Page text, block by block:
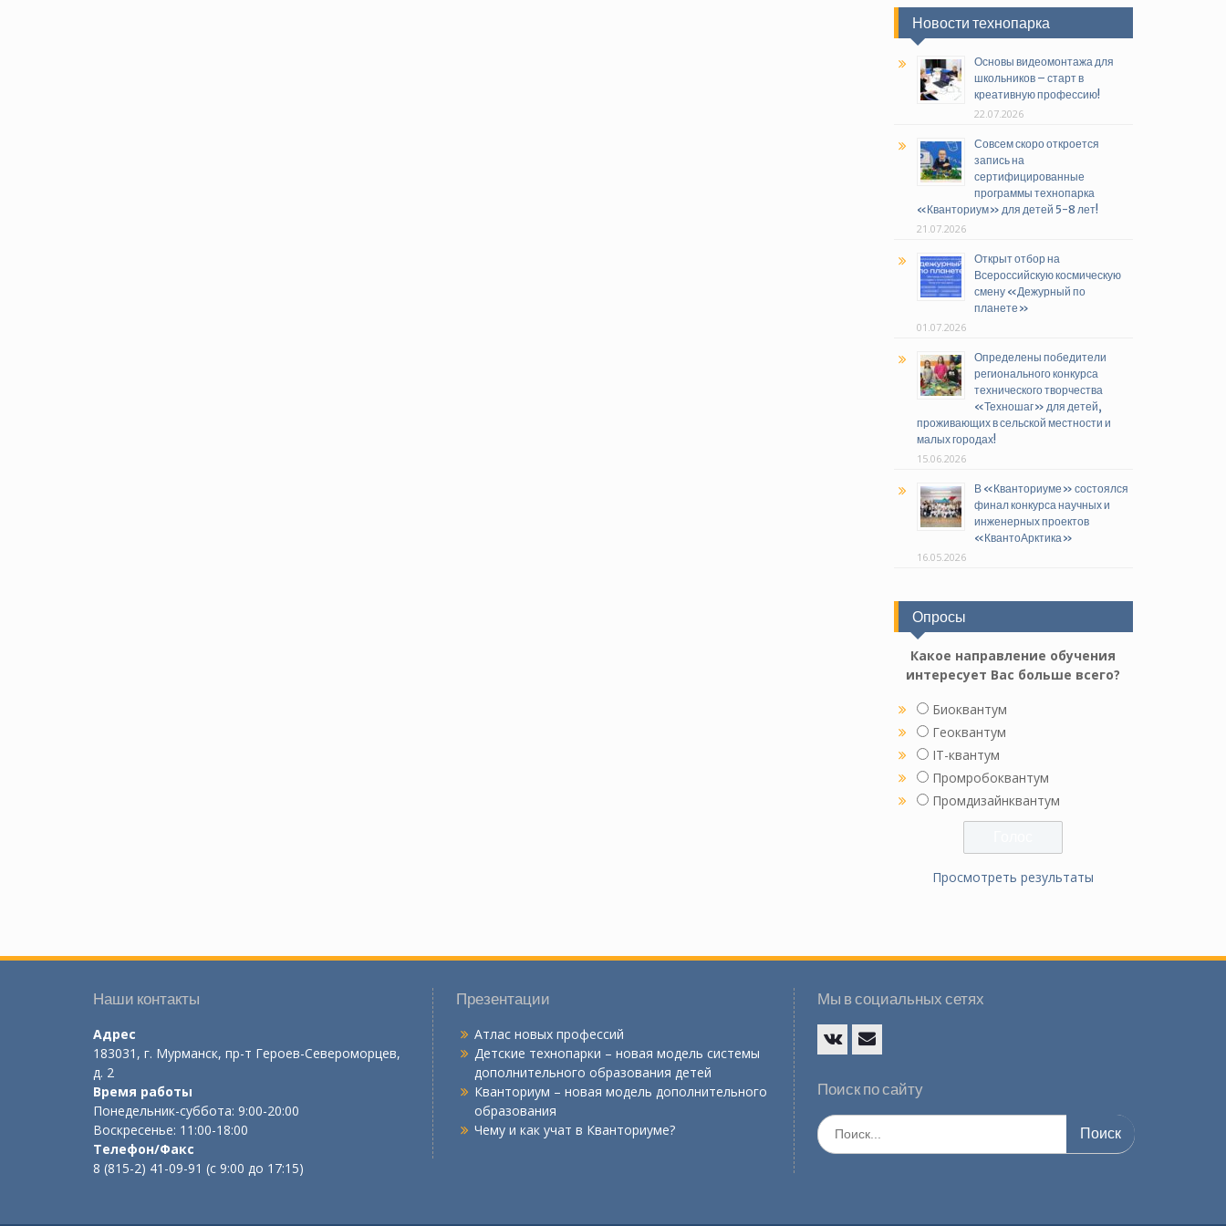
Новости технопарка
Основы видеомонтажа для
школьников – старт в
креативную профессию!
22.07.2026
Совсем скоро откроется
запись на
сертифицированные
программы технопарка
«Кванториум» для детей 5-8 лет!
21.07.2026
Открыт отбор на
Всероссийскую космическую
смену «Дежурный по
планете»
01.07.2026
Определены победители
регионального конкурса
технического творчества
«Техношаг» для детей,
проживающих в сельской местности и
малых городах!
15.06.2026
В «Кванториуме» состоялся
финал конкурса научных и
инженерных проектов
«КвантоАрктика»
16.05.2026
Опросы
Какое направление обучения
интересует Вас больше всего?
Биоквантум
Геоквантум
IT-квантум
Промробоквантум
Промдизайнквантум
Просмотреть результаты
Наши контакты
Адрес
183031, г. Мурманск, пр-т Героев-Североморцев,
д. 2
Время работы
Понедельник-суббота: 9:00-20:00
Воскресенье: 11:00-18:00
Телефон/Факс
8 (815-2) 41-09-91 (с 9:00 до 17:15)
Презентации
Атлас новых профессий
Детские технопарки – новая модель системы
дополнительного образования детей
Кванториум – новая модель дополнительного
образования
Чему и как учат в Кванториуме?
Мы в социальных сетях
mail
Поиск по сайту
Искать: